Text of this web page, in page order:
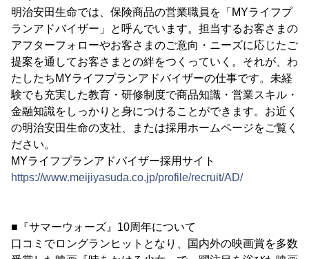
明治安田生命では、保険商品の営業職員を「MYライフプ
ランアドバイザー」と呼んでいます。担当するお客さまの
アフターフォローやお客さまのご意向・ニーズに応じたご
提案を通してお客さまとの絆をつくっていく。それが、わ
たしたちMYライフプランアドバイザーの仕事です。未経
験でも充実した教育・研修制度で商品知識・営業スキル・
金融知識をしっかりと身につけることができます。お近く
の明治安田生命の支社、または採用ホームページをご覧く
ださい。
MYライフプランアドバイザー採用サイト
https://www.meijiyasuda.co.jp/profile/recruit/AD/
■『サマーウォーズ』10周年について
口コミでロングランヒットとなり、国内外の映画賞を多数